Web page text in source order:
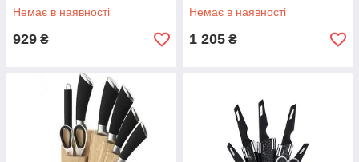
Немає в наявності
929 ₴
Немає в наявності
1 205 ₴